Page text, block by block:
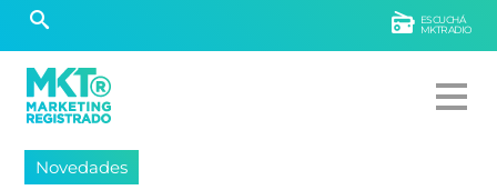
ESCUCHÁ
MKTRADIO
Novedades